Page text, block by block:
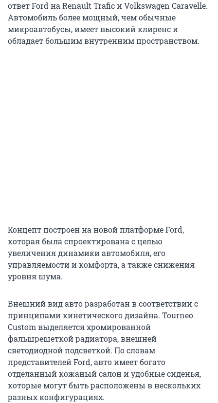
ответ Ford на Renault Trafic и Volkswagen Caravelle.
Автомобиль более мощный, чем обычные
микроавтобусы, имеет высокий клиренс и
обладает большим внутренним пространством.
Концепт построен на новой платформе Ford,
которая была спроектирована с целью
увеличения динамики автомобиля, его
управляемости и комфорта, а также снижения
уровня шума.
Внешний вид авто разработан в соответствии с
принципами кинетического дизайна. Tourneo
Custom выделяется хромированной
фальшрешеткой радиатора, внешней
светодиодной подсветкой. По словам
представителей Ford, авто имеет богато
отделанный кожаный салон и удобные сиденья,
которые могут быть расположены в нескольких
разных конфигурациях.